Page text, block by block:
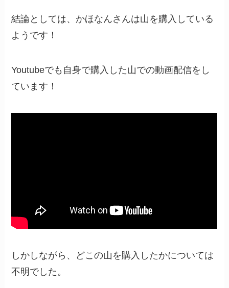
結論としては、かほなんさんは山を購入している
ようです！
Youtubeでも自身で購入した山での動画配信をし
ています！
しかしながら、どこの山を購入したかについては
不明でした。